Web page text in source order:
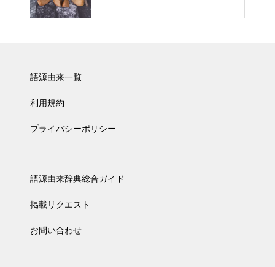
語源由来一覧
利用規約
プライバシーポリシー
語源由来辞典総合ガイド
掲載リクエスト
お問い合わせ